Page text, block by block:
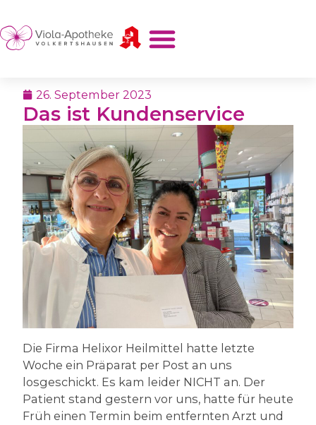
26. September 2023
Das ist Kundenservice
Die Firma Helixor Heilmittel hatte letzte
Woche ein Präparat per Post an uns
losgeschickt. Es kam leider NICHT an. Der
Patient stand gestern vor uns, hatte für heute
Früh einen Termin beim entfernten Arzt und